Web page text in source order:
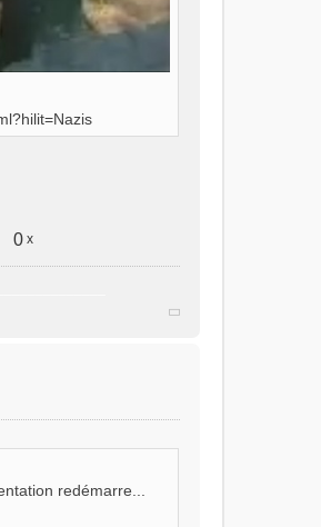
0 x
redémarre...